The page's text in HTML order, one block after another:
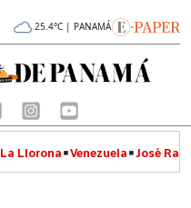
25.4°C | PANAMÁ
La Llorona Venezuela José